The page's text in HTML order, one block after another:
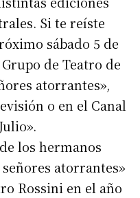
Si te reíste
sábado 5 de
de Teatro de
atorrantes»,
o en el Canal
los hermanos
atorrantes»
Rossini en el año